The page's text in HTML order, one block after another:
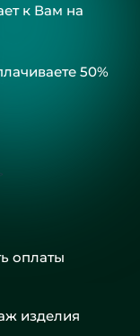
к Вам на
50%
оплаты
изделия